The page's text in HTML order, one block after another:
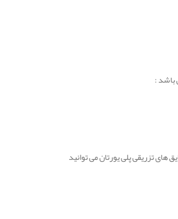
باشد :
تزریقی پلی یورتان می توانید